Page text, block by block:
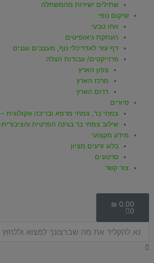
שתילים ישירות מהמשתלה
שיקום נופי
אחו טבעי
העתקת גיאופיטים
דף עזר לאדריכלי נוף, מעצבים וגננים
פרוייקטים/ עבודות הצלה
צפון הארץ
מרכז הארץ
דרום הארץ
סיורים
צמחי בר, צמחי מרפא ובריכה אקולוגית –
שילוב צמחי בר בגינה הפרטית
מידע מקצועי
בלוג זרעים מציון
סרטונים
צור קשר
₪ 0.00
0
עגלת
קניות